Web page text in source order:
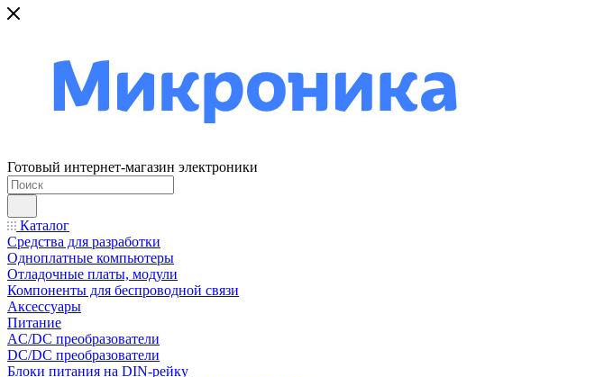
Готовый интернет-магазин электроники
Каталог
Средства для разработки
Одноплатные компьютеры
Отладочные платы, модули
Компоненты для беспроводной связи
Аксессуары
Питание
AC/DC преобразователи
DC/DC преобразователи
Блоки питания на DIN-рейку